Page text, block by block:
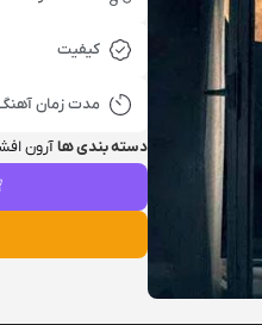
کیفیت
مدت زمان
دسته بندی هاآرون